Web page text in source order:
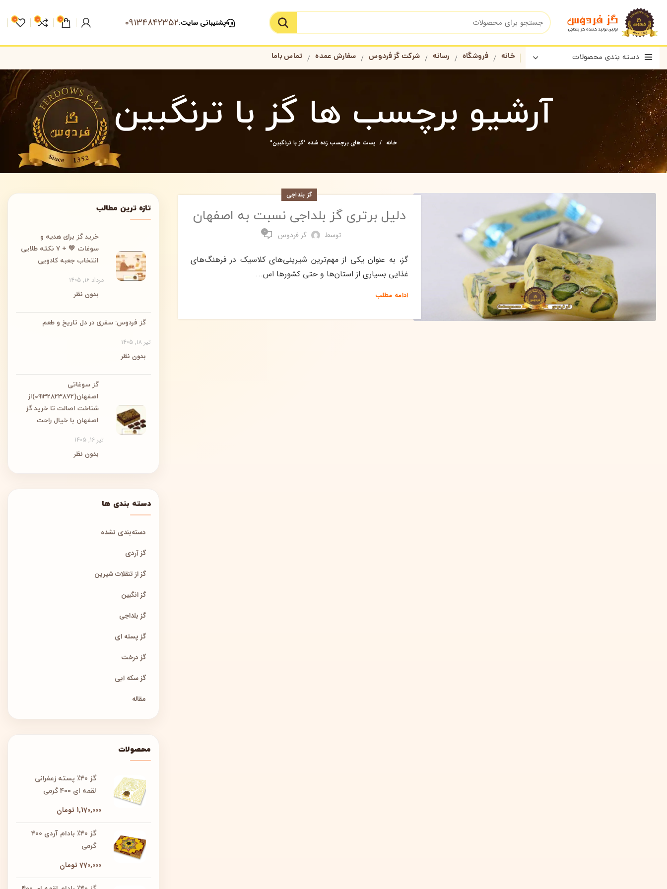
پشتیبانی سایت:
09134842352
0
0
0
دسته بندی محصولات خانه فروشگاه رسانه شرکت گز فردوس سفارش عمده تماس باما
آرشیو برچسب ها گز با ترنگبین
خانه پست های برچسب زده شده "گز با ترنگبین"
گز بلداجی
دلیل برتری گز بلداجی نسبت به اصفهان
توسط گز فردوس 0
گز، به عنوان یکی از مهم‌ترین شیرینی‌های کلاسیک در فرهنگ‌های
غذایی بسیاری از استان‌ها و حتی کشورها اس...
ادامه مطلب
تازه ترین مطالب
خرید گز برای هدیه و
سوغات 💛 + ۷ نکته طلایی
انتخاب جعبه کادویی
مرداد 16, 1405
بدون نظر
گز فردوس: سفری در دل تاریخ و طعم
تیر 18, 1405
بدون نظر
گز سوغاتی
اصفهان(09132823872)از
شناخت اصالت تا خرید گز
اصفهان با خیال راحت
تیر 16, 1405
بدون نظر
دسته بندی ها
دسته‌بندی نشده
گز آردی
گز از تنقلات شیرین
گز انگبین
گز بلداجی
گز پسته ای
گز درخت
گز سکه ایی
مقاله
محصولات
گز ۴۰٪ پسته زعفرانی
لقمه ای ۴۰۰ گرمی
1,170,000 تومان
گز ۴۰٪ بادام آردی ۴۰۰
گرمی
770,000 تومان